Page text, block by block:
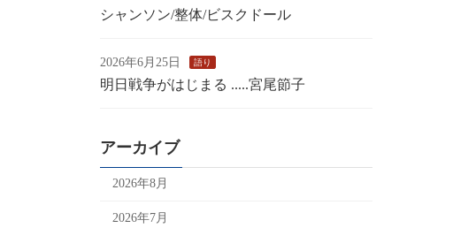
シャンソン/整体/ビスクドール
2026年6月25日 語り
明日戦争がはじまる .....宮尾節子
アーカイブ
2026年8月
2026年7月